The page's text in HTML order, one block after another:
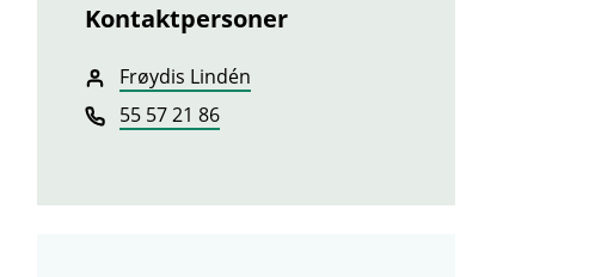
Kontaktpersoner
Frøydis Lindén
55 57 21 86